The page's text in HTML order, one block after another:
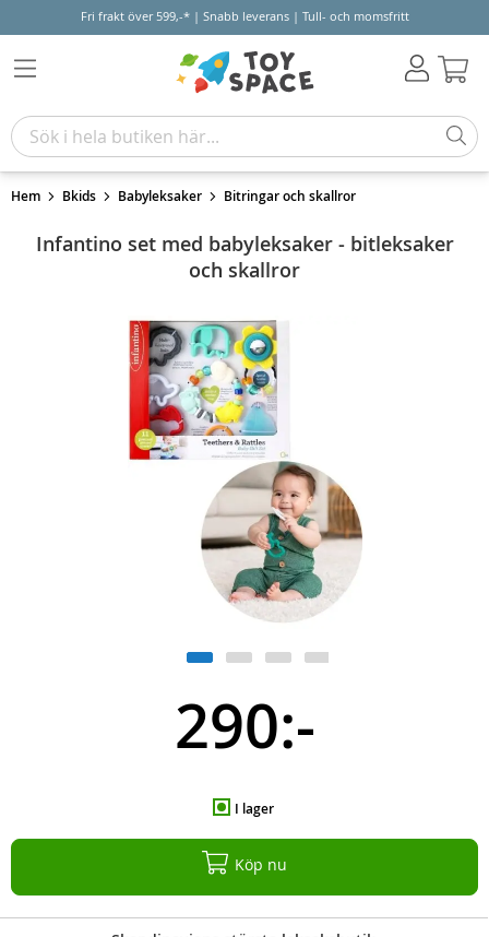
Fri frakt över 599,-* | Snabb leverans | Tull- och momsfritt
Hem Bkids Babyleksaker Bitringar och skallror
Infantino set med babyleksaker - bitleksaker
och skallror
290:-
I lager
Köp nu